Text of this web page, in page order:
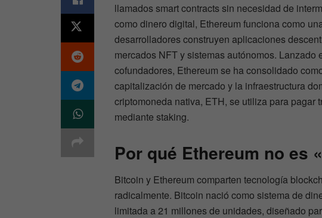
llamados smart contracts sin necesidad de
como dinero digital, Ethereum funciona como
desarrolladores construyen aplicaciones
mercados NFT y sistemas autónomos.
cofundadores, Ethereum se ha consolidado
capitalización de mercado y la infraestructura
criptomoneda nativa, ETH, se utiliza para pagar
mediante staking.
Por qué Ethereum no es
Bitcoin y Ethereum comparten tecnología
radicalmente. Bitcoin nació como sistema de
limitada a 21 millones de unidades, diseñado